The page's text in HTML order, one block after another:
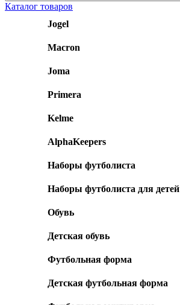
Каталог товаров
Jogel
Macron
Joma
Primera
Kelme
AlphaKeepers
Наборы футболиста
Наборы футболиста для детей
Обувь
Детская обувь
Футбольная форма
Детская футбольная форма